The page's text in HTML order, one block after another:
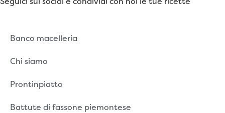
Banco macelleria
Chi siamo
Prontinpiatto
Battute di fassone piemontese